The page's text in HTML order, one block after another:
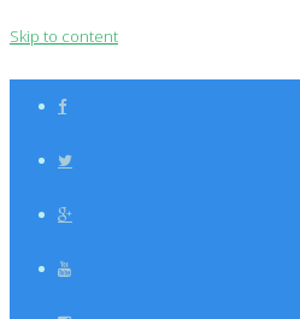
Skip to content